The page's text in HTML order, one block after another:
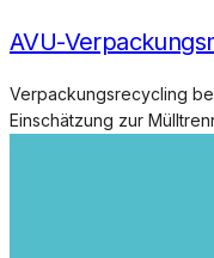
AVU-
Verpackungsrecycling
Einschätzung zur